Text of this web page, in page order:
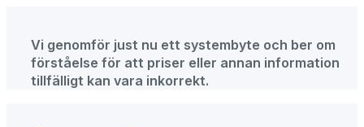
innehåll
Vi genomför just nu ett systembyte och ber om
förståelse för att priser eller annan information
tillfälligt kan vara inkorrekt.